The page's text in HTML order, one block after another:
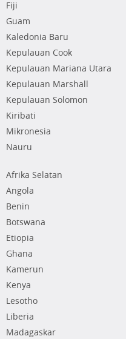
Fiji
Guam
Kaledonia Baru
Kepulauan Cook
Kepulauan Mariana Utara
Kepulauan Marshall
Kepulauan Solomon
Kiribati
Mikronesia
Nauru
Afrika Selatan
Angola
Benin
Botswana
Etiopia
Ghana
Kamerun
Kenya
Lesotho
Liberia
Madagaskar